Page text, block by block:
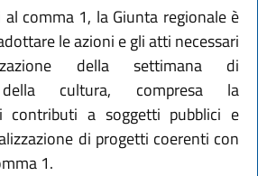
comma 1, la Giunta regionale è
le azioni e gli atti necessari
della settimana di
della cultura, compresa la
contributi a soggetti pubblici e
di progetti coerenti con
1.